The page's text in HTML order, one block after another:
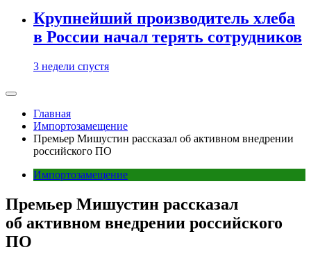
Крупнейший производитель хлеба
в России начал терять сотрудников
3 недели спустя
Главная
Импортозамещение
Премьер Мишустин рассказал об активном внедрении
российского ПО
Импортозамещение
Премьер Мишустин рассказал
об активном внедрении российского
ПО